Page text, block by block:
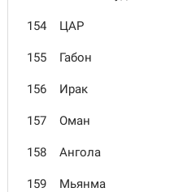
154 ЦАР
155 Габон
156 Ирак
157 Оман
158 Ангола
159 Мьянма